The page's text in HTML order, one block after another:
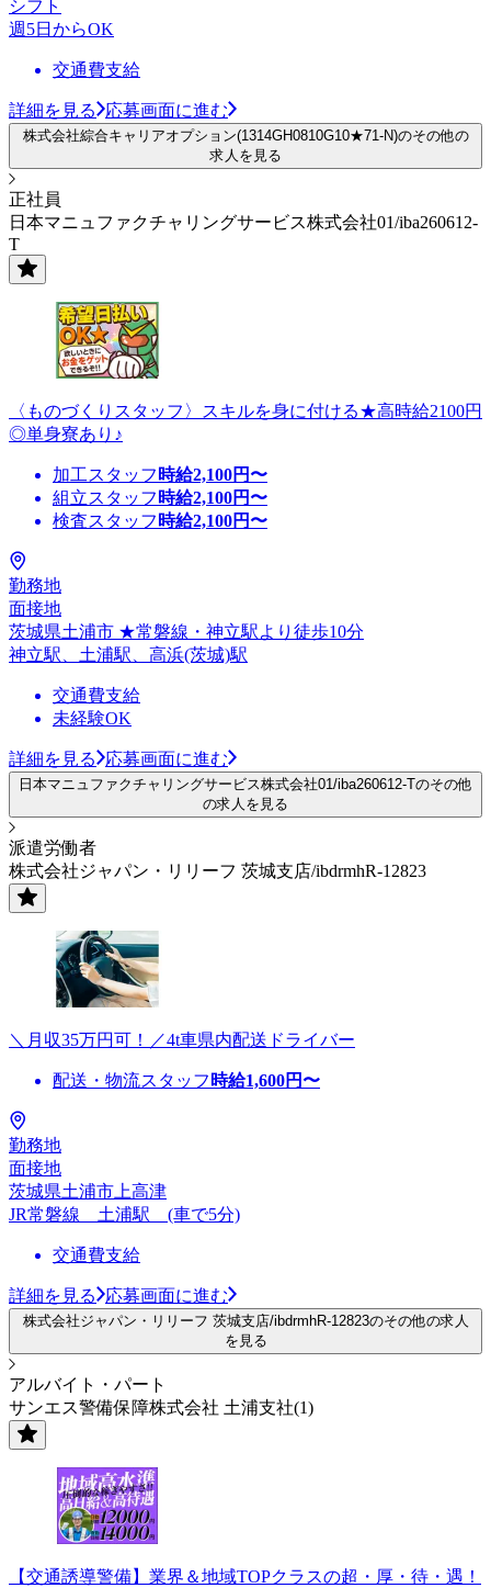
シフト
週5日からOK
交通費支給
詳細を見る 応募画面に進む
株式会社綜合キャリアオプション(1314GH0810G10★71-N)のその他の
求人を見る
正社員
日本マニュファクチャリングサービス株式会社01/iba260612-
T
〈ものづくりスタッフ〉スキルを身に付ける★高時給2100円
◎単身寮あり♪
加工スタッフ 時給2,100円〜
組立スタッフ 時給2,100円〜
検査スタッフ 時給2,100円〜
勤務地
面接地
茨城県土浦市 ★常磐線・神立駅より徒歩10分
神立駅、土浦駅、高浜(茨城)駅
交通費支給
未経験OK
詳細を見る 応募画面に進む
日本マニュファクチャリングサービス株式会社01/iba260612-Tのその他
の求人を見る
派遣労働者
株式会社ジャパン・リリーフ 茨城支店/ibdrmhR-12823
＼月収35万円可！／4t車県内配送ドライバー
配送・物流スタッフ 時給1,600円〜
勤務地
面接地
茨城県土浦市上高津
JR常磐線 土浦駅 (車で5分)
交通費支給
詳細を見る 応募画面に進む
株式会社ジャパン・リリーフ 茨城支店/ibdrmhR-12823のその他の求人
を見る
アルバイト・パート
サンエス警備保障株式会社 土浦支社(1)
【交通誘導警備】業界＆地域TOPクラスの超・厚・待・遇！